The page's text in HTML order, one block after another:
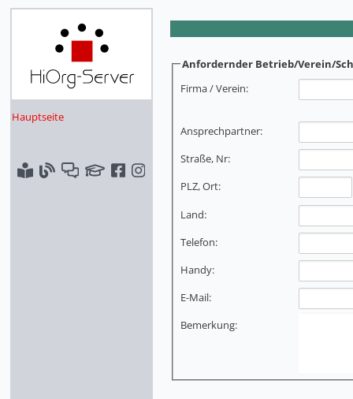
Hauptseite
Anfordernder Betrieb/Verein/
Firma / Verein:
Ansprechpartner:
Straße, Nr:
PLZ, Ort:
Land:
Telefon:
Handy:
E-Mail:
Bemerkung: